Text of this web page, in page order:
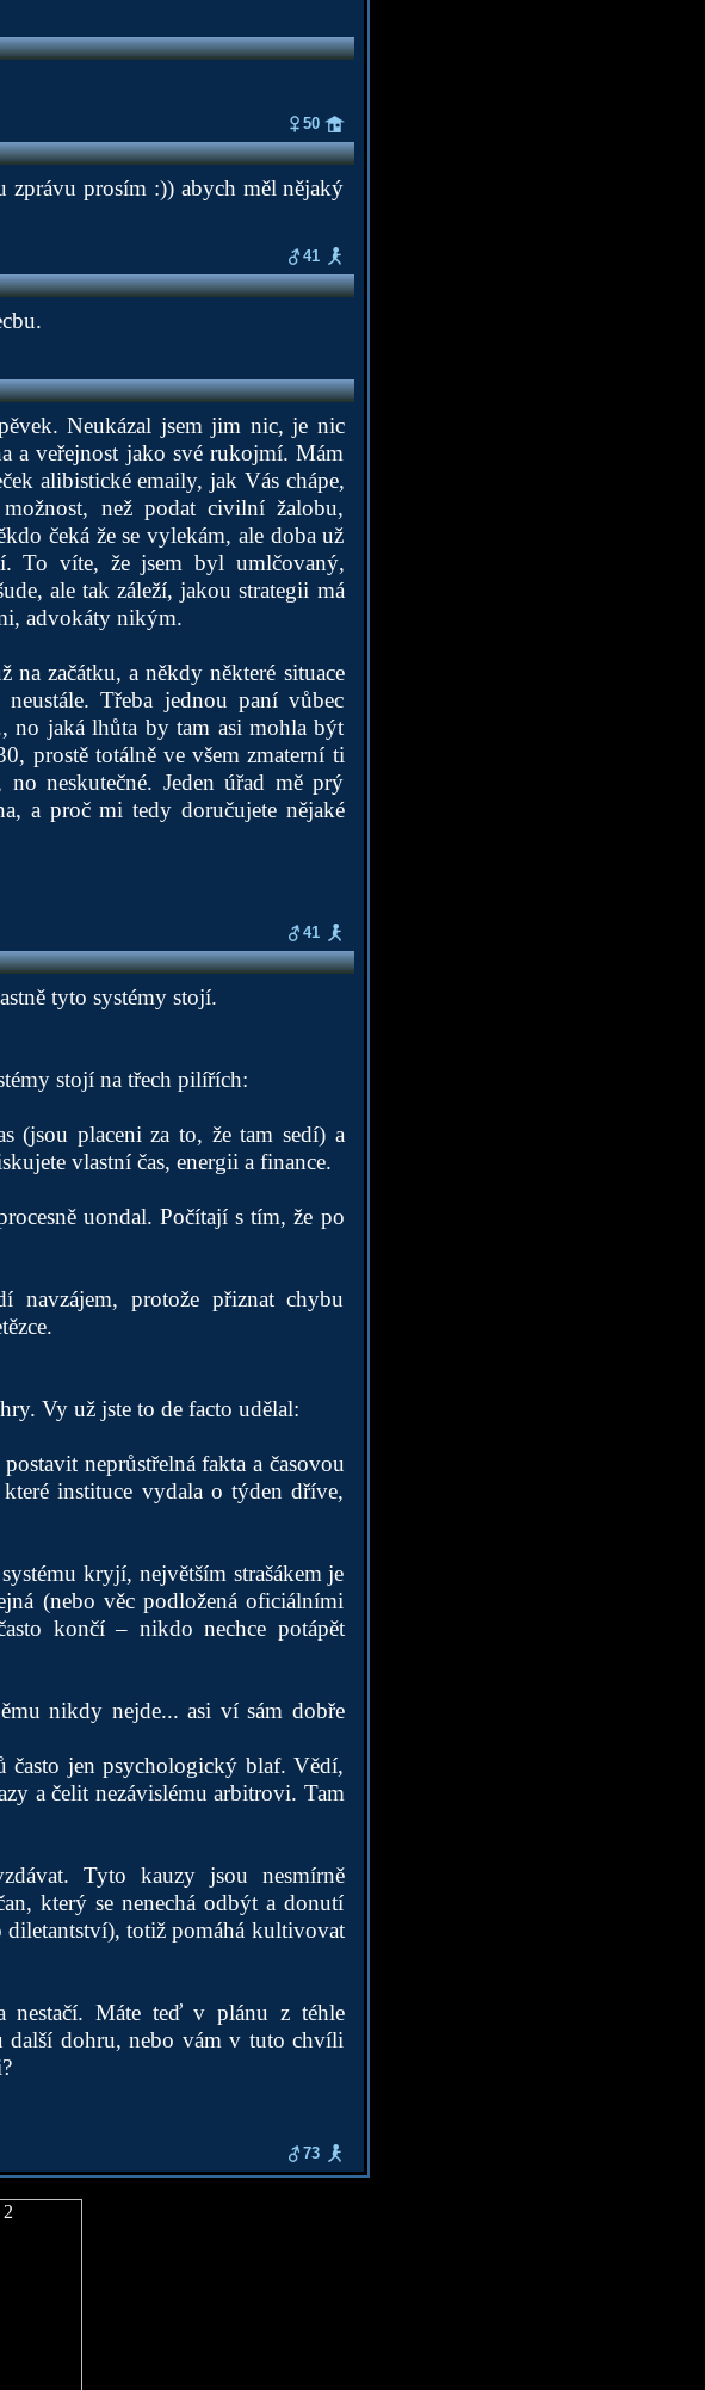
50
zprávu prosím :)) abych měl nějaký
41
Neukázal jsem jim nic, je nic
a veřejnost jako své rukojmí. Mám
alibistické emaily, jak Vás chápe,
než podat civilní žalobu,
čeká že se vylekám, ale doba už
To víte, že jsem byl umlčovaný,
ale tak záleží, jakou strategii má
advokáty nikým.
na začátku, a někdy některé situace
Třeba jednou paní vůbec
no jaká lhůta by tam asi mohla být
prostě totálně ve všem zmaterní ti
neskutečné. Jeden úřad mě prý
a proč mi tedy doručujete nějaké
41
tyto systémy stojí.
stojí na třech pilířích:
(jsou placeni za to, že tam sedí) a
vlastní čas, energii a finance.
uondal. Počítají s tím, že po
navzájem, protože přiznat chybu
Vy už jste to de facto udělal:
neprůstřelná fakta a časovou
instituce vydala o týden dříve,
kryjí, největším strašákem je
(nebo věc podložená oficiálními
končí – nikdo nechce potápět
nikdy nejde... asi ví sám dobře
často jen psychologický blaf. Vědí,
a čelit nezávislému arbitrovi. Tam
Tyto kauzy jsou nesmírně
který se nenechá odbýt a donutí
diletantství), totiž pomáhá kultivovat
nestačí. Máte teď v plánu z téhle
další dohru, nebo vám v tuto chvíli
73